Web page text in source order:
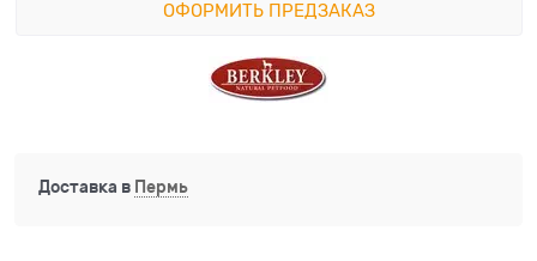
ОФОРМИТЬ ПРЕДЗАКАЗ
Доставка в Пермь